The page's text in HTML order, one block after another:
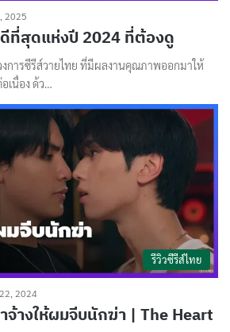
2025
ที่สุดแห่งปี 2024 ที่ต้องดู
การซีรีส์วายไทย ที่มีผลงานคุณภาพออกมาให้
นื่อง ด้ว…
รีวิวซีรีส์ไทย
2024
จ้างให้ผมจีบนักฆ่า | The Heart